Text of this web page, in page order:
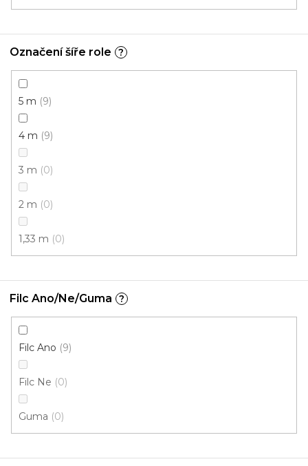
Označení šíře role ?
5 m 9
4 m 9
3 m 0
2 m 0
1,33 m 0
Filc Ano/Ne/Guma ?
Filc Ano 9
Filc Ne 0
Guma 0
Metrážový koberec AVILA 9425
Skladem externě, odesíláme do 2-3 dnů
317 Kč
5 m 4 m